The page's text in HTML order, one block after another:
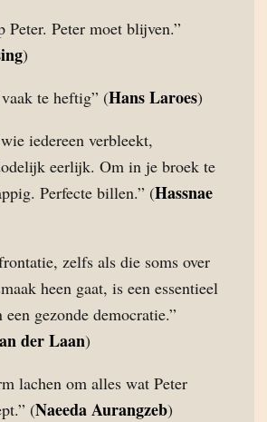
Peter. Peter moet blijven.”
)
te heftig” (Hans Laroes)
iedereen verbleekt,
eerlijk. Om in je broek te
Perfecte billen.” (Hassnae
zelfs als die soms over
heen gaat, is een essentieel
gezonde democratie.”
der Laan)
lachen om alles wat Peter
(Naeeda Aurangzeb)